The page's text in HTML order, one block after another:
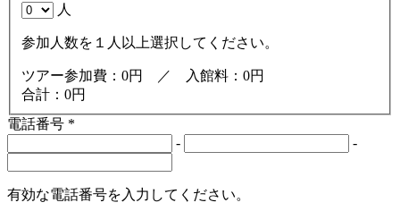
人
参加人数を１人以上選択してください。
ツアー参加費：0円 ／ 入館料：0円
合計：0円
電話番号 *
-
-
有効な電話番号を入力してください。